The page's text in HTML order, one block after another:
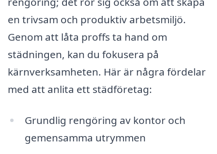
en trivsam och produktiv arbetsmiljö.
Genom att låta proffs ta hand om
städningen, kan du fokusera på
kärnverksamheten. Här är några fördelar
med att anlita ett städföretag:
Grundlig rengöring av kontor och
gemensamma utrymmen